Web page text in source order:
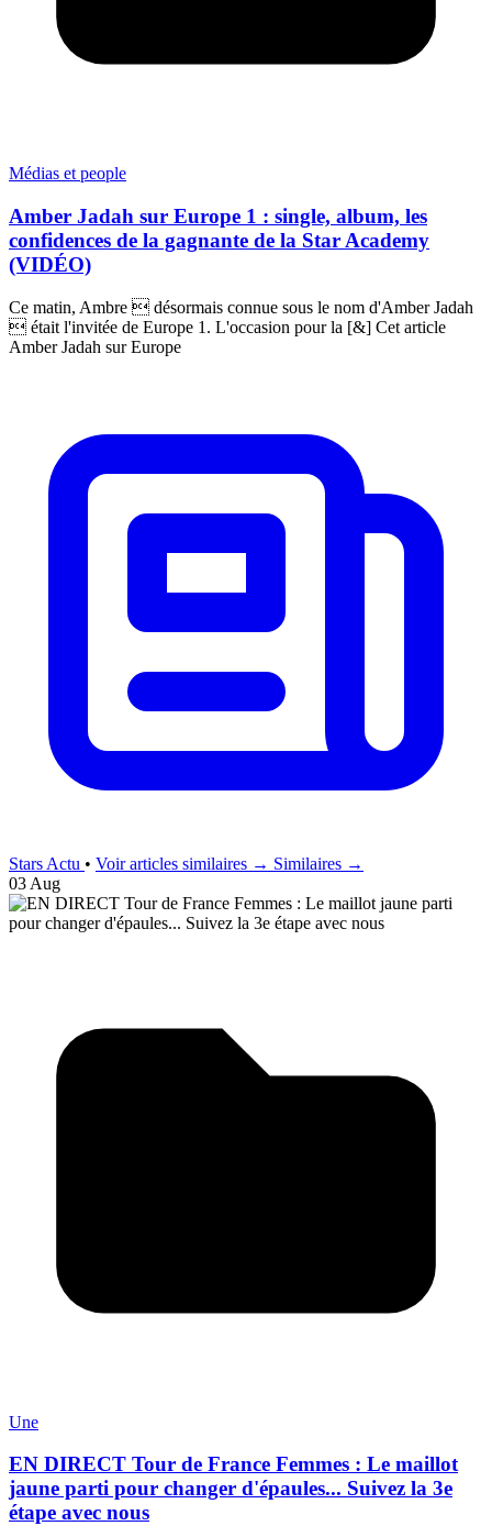
Médias et people
Amber Jadah sur Europe 1 : single, album, les
confidences de la gagnante de la Star Academy
(VIDÉO)
Ce matin, Ambre  désormais connue sous le nom d'Amber Jadah
 était l'invitée de Europe 1. L'occasion pour la [&] Cet article
Amber Jadah sur Europe
Stars Actu • Voir articles similaires → Similaires →
03 Aug
Une
EN DIRECT Tour de France Femmes : Le maillot
jaune parti pour changer d'épaules... Suivez la 3e
étape avec nous